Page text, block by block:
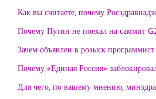
Как вы считаете, почему
Почему Путин не поехал на саммит
Зачем объявлен в розыск
Почему «Единая Россия»
Для чего, по вашему мнению,